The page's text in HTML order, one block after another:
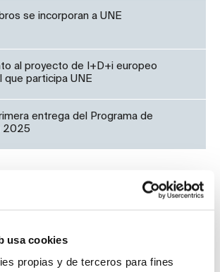
usa cookies
propias y de terceros para fines
se incorporan a UNE
al proyecto de I+D+i europeo
que participa UNE
entrega del Programa de
2025
comités
Tecnologías habilitadoras digitales